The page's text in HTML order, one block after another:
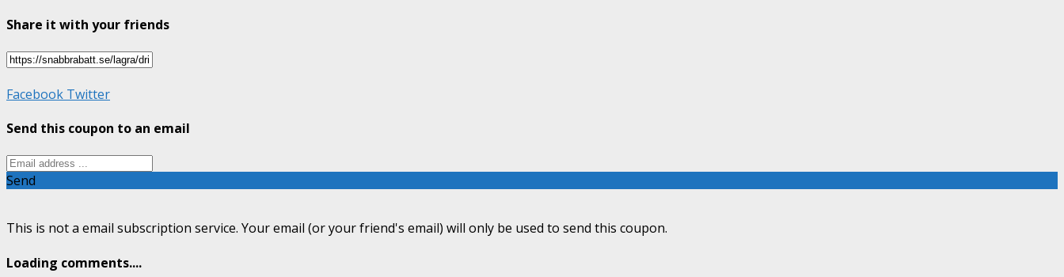
Share it with your friends
Facebook Twitter
Send this coupon to an email
Send
This is not a email subscription service. Your email (or your friend's email) will only be used to send this coupon.
Loading comments....